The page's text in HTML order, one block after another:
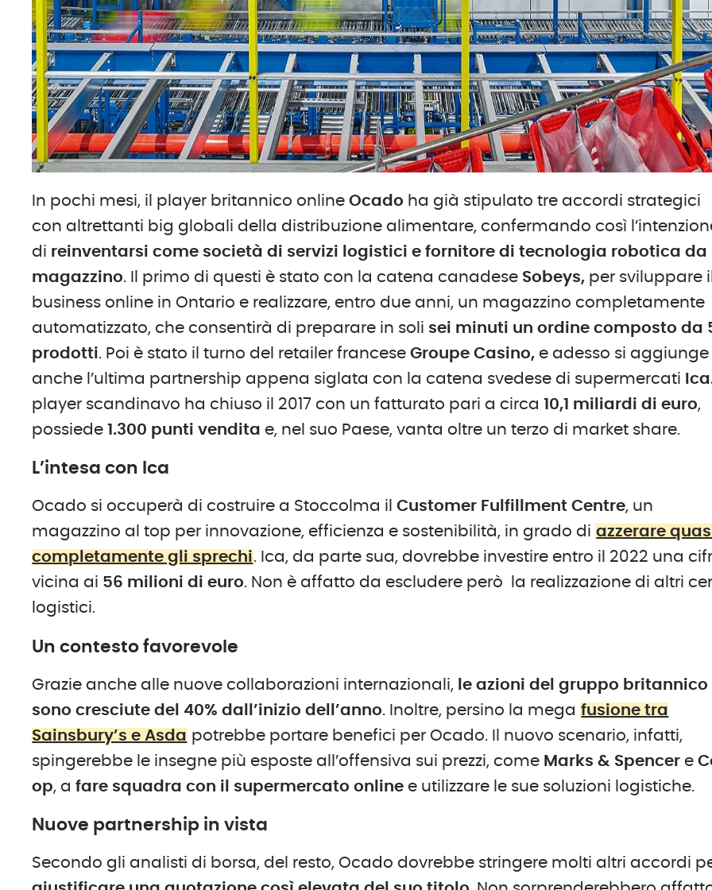
In pochi mesi, il player britannico onlineOcado ha già stipulato tre accordi strategici
con altrettanti big globali della distribuzione alimentare, confermando così
di reinventarsi come società di servizi logistici e fornitore di tecnologia robotica da
magazzino. Il primo di questi è stato con la catena canadese Sobeys, per sviluppare
business online in Ontario e realizzare, entro due anni, un magazzino completamente
automatizzato, che consentirà di preparare in soli sei minuti un ordine composto da
prodotti. Poi è stato il turno del retailer franceseGroupe Casino, e adesso si aggiunge
anche l’ultima partnership appena siglata con la catena svedese di supermercati
player scandinavo ha chiuso il 2017 con un fatturato pari a circa10,1 miliardi di euro,
possiede1.300 punti vendita e, nel suo Paese, vanta oltre un terzo di market share.
L’intesa con Ica
Ocado si occuperà di costruire a Stoccolma ilCustomer Fulfillment Centre, un
magazzino al top per innovazione, efficienza e sostenibilità, in grado di azzerare
completamente gli sprechi. Ica, da parte sua, dovrebbe investire entro il 2022 una
vicina ai 56 milioni di euro. Non è affatto da escludere però la realizzazione di altri
logistici.
Un contesto favorevole
Grazie anche alle nuove collaborazioni internazionali, le azioni del gruppo britannico
sono cresciute del 40% dall’inizio dell’anno. Inoltre, persino la mega fusione tra
Sainsbury’s e Asda potrebbe portare benefici per Ocado. Il nuovo scenario, infatti,
spingerebbe le insegne più esposte all’offensiva sui prezzi, come Marks & Spencer e
op, afare squadra con il supermercato online e utilizzare le sue soluzioni logistiche.
Nuove partnership in vista
Secondo gli analisti di borsa, del resto, Ocado dovrebbe stringere molti altri accordi